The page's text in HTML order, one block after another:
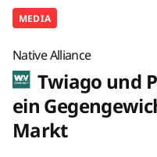
MEDIA
Native Alliance
Twiago und
ein
Markt